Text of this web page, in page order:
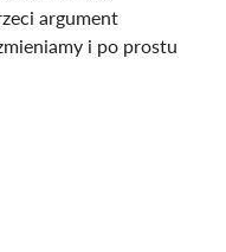
argument
i po prostu